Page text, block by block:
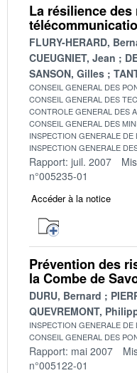
La résilience des
FLURY-HERARD,
CUEUGNIET, Jean
SANSON, Gilles
CONSEIL GENERAL DES
CONSEIL GENERAL DES
CONTROLE GENERAL DES
CONSEIL GENERAL DES
INSPECTION GENERALE
INSPECTION GENERALE
Rapport: juil. 2007
n°005235-01
Accéder à la notice
Prévention des
la Combe de
DURU, Bernard
QUEVREMONT,
INSPECTION GENERALE
CONSEIL GENERAL DES
Rapport: mai 2007
n°005122-01